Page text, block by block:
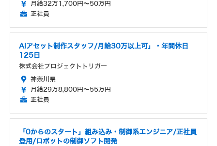
月給32万1,700円～50万円
正社員
AIアセット制作スタッフ/月給30万以上可」・年間休日
125日
株式会社プロジェクトトリガー
神奈川県
月給29万8,800円～55万円
正社員
「0からのスタート」組み込み・制御系エンジニア/正社員
登用/ロボットの制御ソフト開発